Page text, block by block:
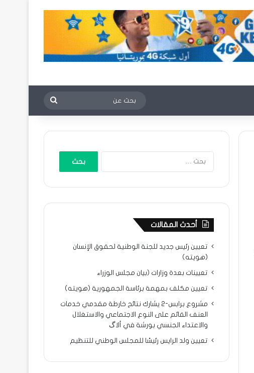
بحث
عن
أحدث المقالات
تعيين رئيس جديد للجنة الوطنية لحقوق الإنسان
(هويته)
تعيينات بعدة وزارات (بيان مجلس الوزراء
تعيين مكلف بمهمة برئاسة الجمهورية (هويته)
مشروع برابس-2 يشارك نتائح خارطة مقدمي خدمات
العنف القائم على النوع الاجتماعي والاستغلال
والاعتداء الجنسي بورشة في ألاگ
تعيين ولد الرايس رئيسًا للمجلس الوطني للتنظيم